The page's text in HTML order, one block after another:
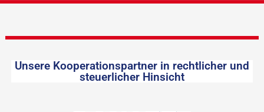
Unsere Kooperationspartner in rechtlicher und
steuerlicher Hinsicht